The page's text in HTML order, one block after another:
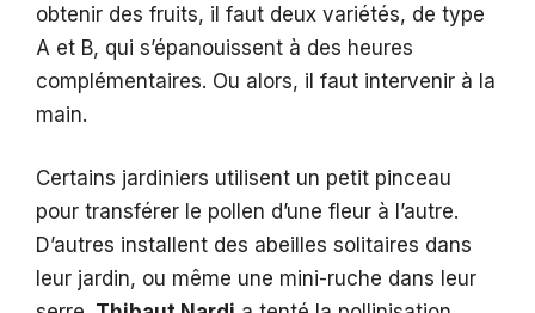
obtenir des fruits, il faut deux variétés, de type
A et B, qui s’épanouissent à des heures
complémentaires. Ou alors, il faut intervenir à la
main.
Certains jardiniers utilisent un petit pinceau
pour transférer le pollen d’une fleur à l’autre.
D’autres installent des abeilles solitaires dans
leur jardin, ou même une mini-ruche dans leur